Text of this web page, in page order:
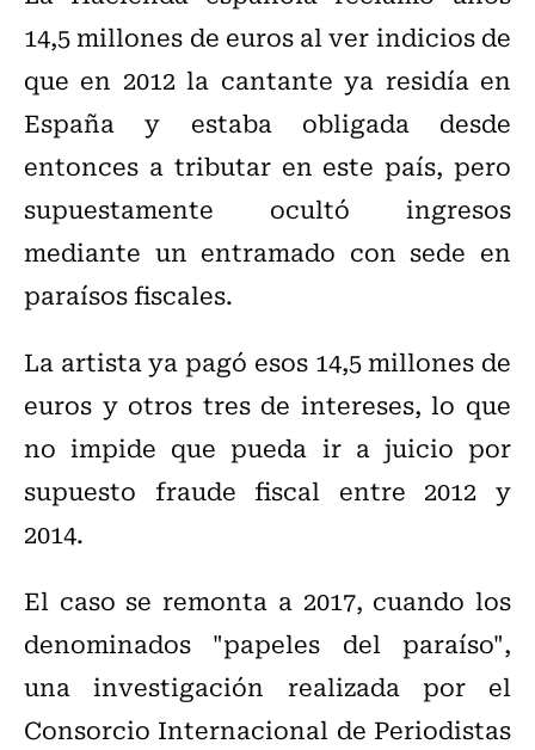
14,5 millones de euros al ver indicios de
que en 2012 la cantante ya residía en
España y estaba obligada desde
entonces a tributar en este país, pero
supuestamente ocultó ingresos
mediante un entramado con sede en
paraísos fiscales.
La artista ya pagó esos 14,5 millones de
euros y otros tres de intereses, lo que
no impide que pueda ir a juicio por
supuesto fraude fiscal entre 2012 y
2014.
El caso se remonta a 2017, cuando los
denominados "papeles del paraíso",
una investigación realizada por el
Consorcio Internacional de Periodistas